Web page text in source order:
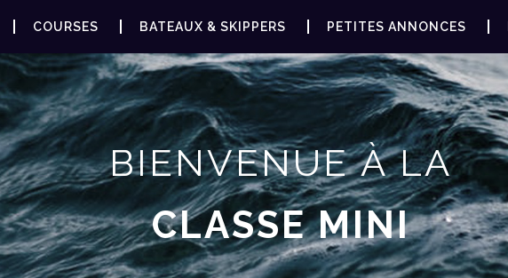
COURSES BATEAUX & SKIPPERS PETITES ANNONCES
BIENVENUE À LA
CLASSE MINI